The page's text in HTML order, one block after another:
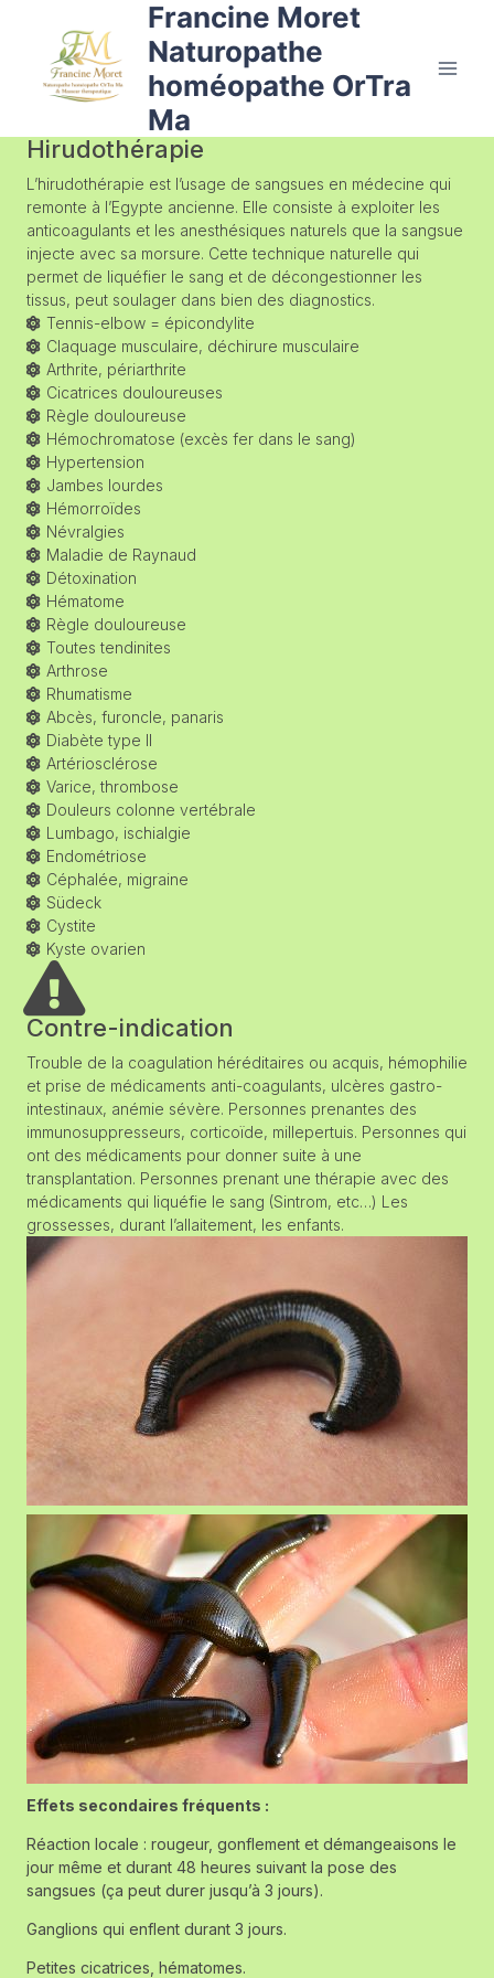
Francine Moret
Naturopathe
homéopathe OrTra
Ma
Hirudothérapie
L’hirudothérapie est l’usage de sangsues en médecine qui
remonte à l’Egypte ancienne. Elle consiste à exploiter les
anticoagulants et les anesthésiques naturels que la sangsue
injecte avec sa morsure. Cette technique naturelle qui
permet de liquéfier le sang et de décongestionner les
tissus, peut soulager dans bien des diagnostics.
Tennis-elbow = épicondylite
Claquage musculaire, déchirure musculaire
Arthrite, périarthrite
Cicatrices douloureuses
Règle douloureuse
Hémochromatose (excès fer dans le sang)
Hypertension
Jambes lourdes
Hémorroïdes
Névralgies
Maladie de Raynaud
Détoxination
Hématome
Règle douloureuse
Toutes tendinites
Arthrose
Rhumatisme
Abcès, furoncle, panaris
Diabète type II
Artériosclérose
Varice, thrombose
Douleurs colonne vertébrale
Lumbago, ischialgie
Endométriose
Céphalée, migraine
Südeck
Cystite
Kyste ovarien
Contre-indication
Trouble de la coagulation héréditaires ou acquis, hémophilie
et prise de médicaments anti-coagulants, ulcères gastro-
intestinaux, anémie sévère. Personnes prenantes des
immunosuppresseurs, corticoïde, millepertuis. Personnes qui
ont des médicaments pour donner suite à une
transplantation. Personnes prenant une thérapie avec des
médicaments qui liquéfie le sang (Sintrom, etc…) Les
grossesses, durant l’allaitement, les enfants.
Effets secondaires fréquents :
Réaction locale : rougeur, gonflement et démangeaisons le
jour même et durant 48 heures suivant la pose des
sangsues (ça peut durer jusqu’à 3 jours).
Ganglions qui enflent durant 3 jours.
Petites cicatrices, hématomes.